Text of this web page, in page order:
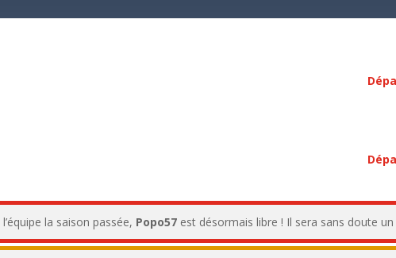
la saison passée, Popo57est désormais libre ! Il sera sans doute